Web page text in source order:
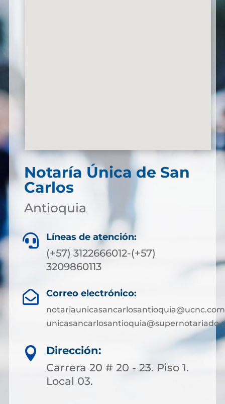
Notaría Única de San
Carlos
Antioquia
 Líneas de atención:
(+57) 3122666012-(+57)
3209860113
 Correo electrónico:

Dirección:
Carrera 20 # 20 - 23. Piso 1.
Local 03.